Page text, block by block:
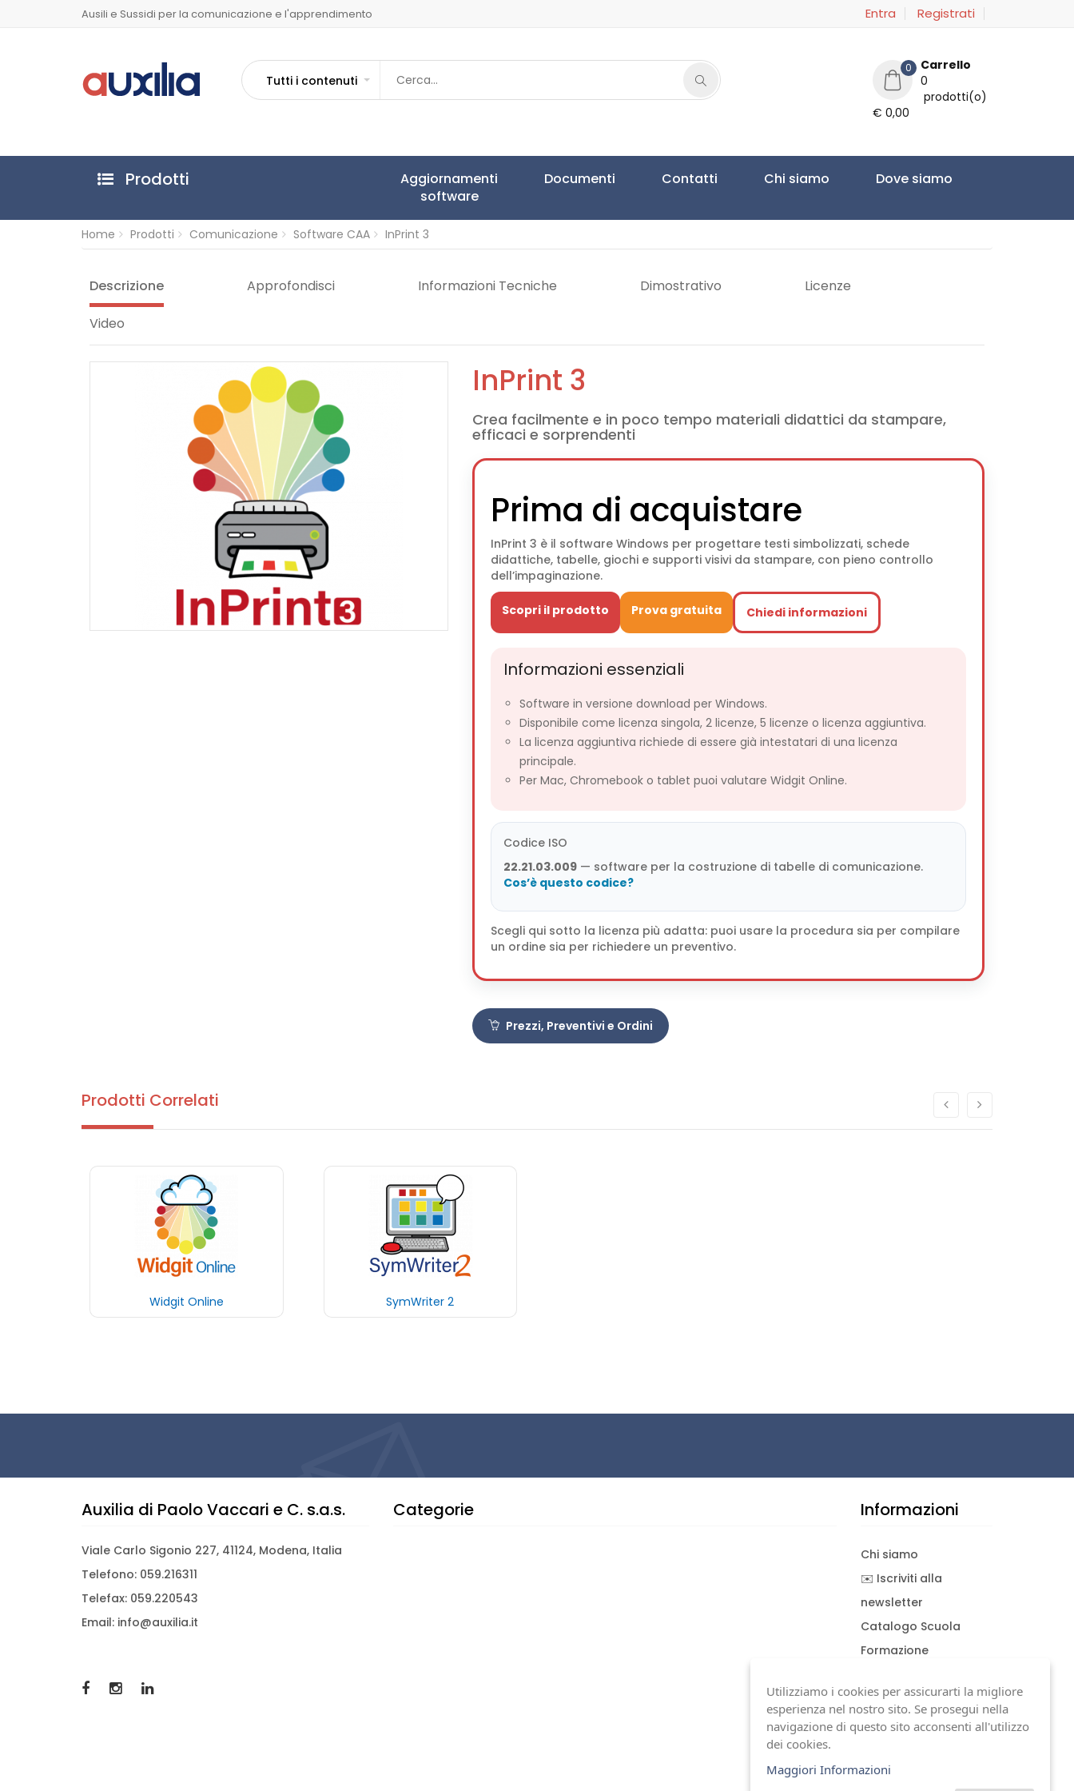
Ausili e Sussidi per la comunicazione e l'apprendimento Entra Registrati
Tutti i contenuti
0
Carrello
0
prodotti(o)
€ 0,00
Prodotti
Aggiornamenti
software
Documenti Contatti Chi siamo Dove siamo
Home Prodotti Comunicazione Software CAA InPrint 3
Descrizione Approfondisci Informazioni Tecniche Dimostrativo Licenze
Video
InPrint 3
Crea facilmente e in poco tempo materiali didattici da stampare,
efficaci e sorprendenti
Prima di acquistare
InPrint 3 è il software Windows per progettare testi simbolizzati, schede
didattiche, tabelle, giochi e supporti visivi da stampare, con pieno controllo
dell’impaginazione.
Scopri il prodotto Prova gratuita Chiedi informazioni
Informazioni essenziali
Software in versione download per Windows.
Disponibile come licenza singola, 2 licenze, 5 licenze o licenza aggiuntiva.
La licenza aggiuntiva richiede di essere già intestatari di una licenza
principale.
Per Mac, Chromebook o tablet puoi valutare Widgit Online.
Codice ISO
22.21.03.009 — software per la costruzione di tabelle di comunicazione.
Cos’è questo codice?
Scegli qui sotto la licenza più adatta: puoi usare la procedura sia per compilare
un ordine sia per richiedere un preventivo.
Prezzi, Preventivi e Ordini
Prodotti Correlati
Widgit Online SymWriter 2
Auxilia di Paolo Vaccari e C. s.a.s.
Viale Carlo Sigonio 227, 41124, Modena, Italia
Telefono: 059.216311
Telefax: 059.220543
Email: info@auxilia.it
Categorie Informazioni
Chi siamo
✉️ Iscriviti alla
newsletter
Catalogo Scuola
Formazione
Download documenti
Condizioni generali
Utilizziamo i cookies per assicurarti la migliore
esperienza nel nostro sito. Se prosegui nella
navigazione di questo sito acconsenti all'utilizzo
dei cookies.
Maggiori Informazioni